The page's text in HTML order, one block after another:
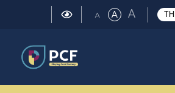
TH
A Small
ARegular
ALarge
font